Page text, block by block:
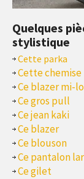
Quelques
stylistique
Cette parka
Cette chemise
Ce blazer mi-
Ce gros pull
Ce jean kaki
Ce blazer
Ce blouson
Ce pantalon
Ce gilet